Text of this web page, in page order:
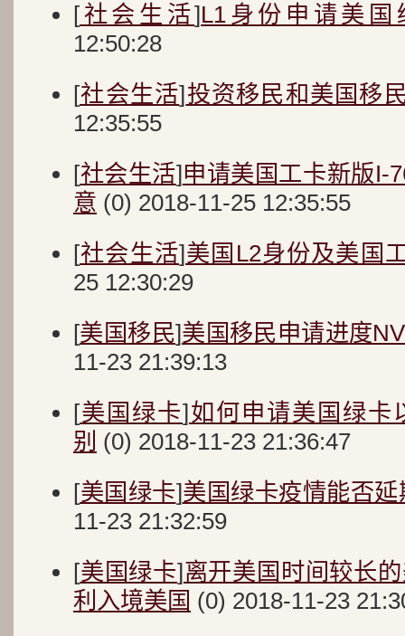
[社会生活]L1身份申请美国
12:50:28
[社会生活]投资移民和美国移
12:35:55
[社会生活]申请美国工卡新版I-
意 (0) 2018-11-25 12:35:55
[社会生活]美国L2身份及美国
25 12:30:29
[美国移民]美国移民申请进度
11-23 21:39:13
[美国绿卡]如何申请美国绿卡
别 (0) 2018-11-23 21:36:47
[美国绿卡]美国绿卡疫情能否
11-23 21:32:59
[美国绿卡]离开美国时间较长
利入境美国 (0) 2018-11-23